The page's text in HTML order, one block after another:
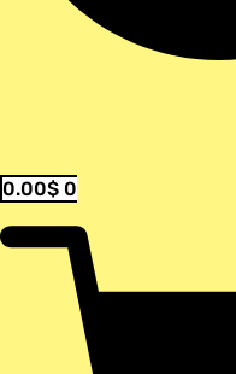
0.00$ 0